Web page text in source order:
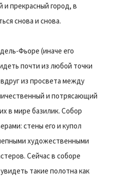
прекрасный город, в
снова и снова.
Фьоре (иначе его
почти из любой точки
из просвета между
и потрясающий
в мире базилик. Собор
стены его и купол
художественными
Сейчас в соборе
такие полотна как